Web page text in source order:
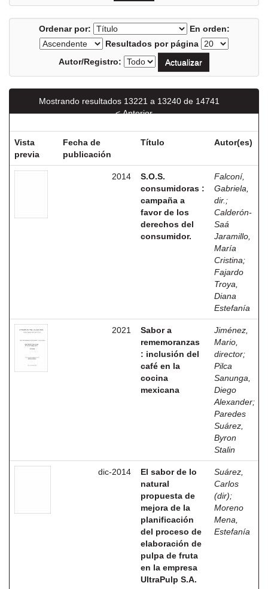
Ordenar por:
En orden:
Resultados por página
Autor/Registro:
Mostrando resultados 13221 a 13240 de 14741
< Anterior
Vista
previa
Fecha de
publicación
Título Autor(es)
2014
S.O.S.
consumidoras :
campaña a
favor de los
derechos del
consumidor.
Falconí,
Gabriela,
dir. ;
Calderón-
Saá
Jaramillo,
María
Cristina;
Fajardo
Troya,
Diana
Estefanía
2021
Sabor a
rememoranzas
: inclusión del
café en la
cocina
mexicana
Jiménez,
Mario,
director;
Pilca
Sanunga,
Diego
Alexander;
Paredes
Suárez,
Byron
Stalin
dic-2014
El sabor de lo
natural
propuesta de
mejora de la
planificación
del proceso de
elaboración de
pulpa de fruta
en la empresa
UltraPulp S.A.
Suárez,
Carlos
(dir);
Moreno
Mena,
Estefanía